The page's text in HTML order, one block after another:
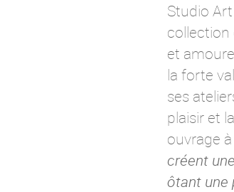
Studio
collection
et
la forte
ses
plaisir et
ouvrage
créent
ôtant une